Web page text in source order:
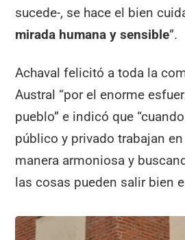
sucede-, se hace el bien
mirada humana y sensible”.
Achaval felicitó a toda la
Austral “por el enorme
pueblo” e indicó que
público y privado trabajan
manera armoniosa y
las cosas pueden salir bien